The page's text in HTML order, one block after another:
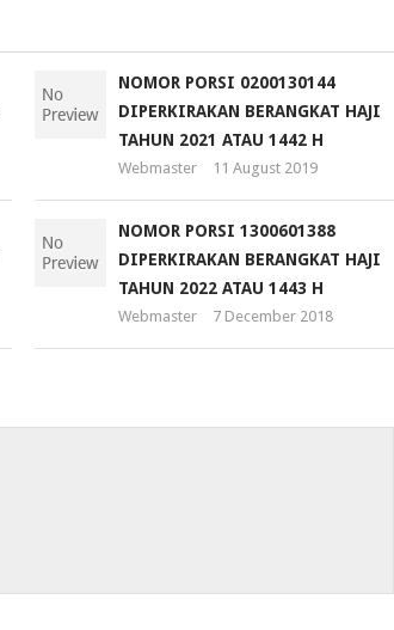
NOMOR PORSI 0200130144
DIPERKIRAKAN BERANGKAT HAJI
TAHUN 2021 ATAU 1442 H
Webmaster 11 August 2019
NOMOR PORSI 1300601388
DIPERKIRAKAN BERANGKAT HAJI
TAHUN 2022 ATAU 1443 H
Webmaster 7 December 2018